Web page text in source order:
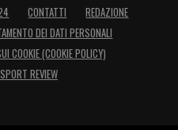
CONTATTI
REDAZIONE
DEI DATI PERSONALI
COOKIE (COOKIE POLICY)
REVIEW